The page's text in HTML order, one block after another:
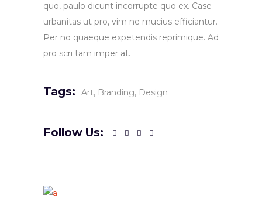
quo, paulo dicunt incorrupte quo ex. Case
urbanitas ut pro, vim ne mucius efficiantur.
Per no quaeque expetendis reprimique. Ad
pro scri tam imper at.
Tags: Art Branding Design
Follow Us: